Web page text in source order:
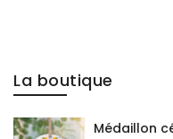
La boutique
Médaillon